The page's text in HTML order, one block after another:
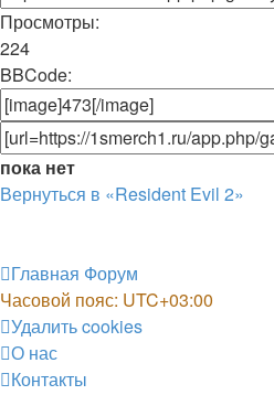
Просмотры:
224
BBCode:
пока нет
Вернуться в «Resident Evil 2»
Главная Форум
Часовой пояс: UTC+03:00
Удалить cookies
О нас
Контакты